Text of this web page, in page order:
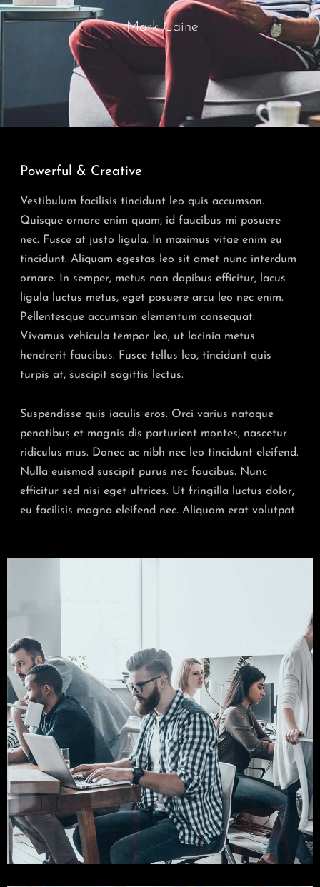
-Mark Caine
Powerful & Creative
Vestibulum facilisis tincidunt leo quis accumsan.
Quisque ornare enim quam, id faucibus mi posuere
nec. Fusce at justo ligula. In maximus vitae enim eu
tincidunt. Aliquam egestas leo sit amet nunc interdum
ornare. In semper, metus non dapibus efficitur, lacus
ligula luctus metus, eget posuere arcu leo nec enim.
Pellentesque accumsan elementum consequat.
Vivamus vehicula tempor leo, ut lacinia metus
hendrerit faucibus. Fusce tellus leo, tincidunt quis
turpis at, suscipit sagittis lectus.
Suspendisse quis iaculis eros. Orci varius natoque
penatibus et magnis dis parturient montes, nascetur
ridiculus mus. Donec ac nibh nec leo tincidunt eleifend.
Nulla euismod suscipit purus nec faucibus. Nunc
efficitur sed nisi eget ultrices. Ut fringilla luctus dolor,
eu facilisis magna eleifend nec. Aliquam erat volutpat.